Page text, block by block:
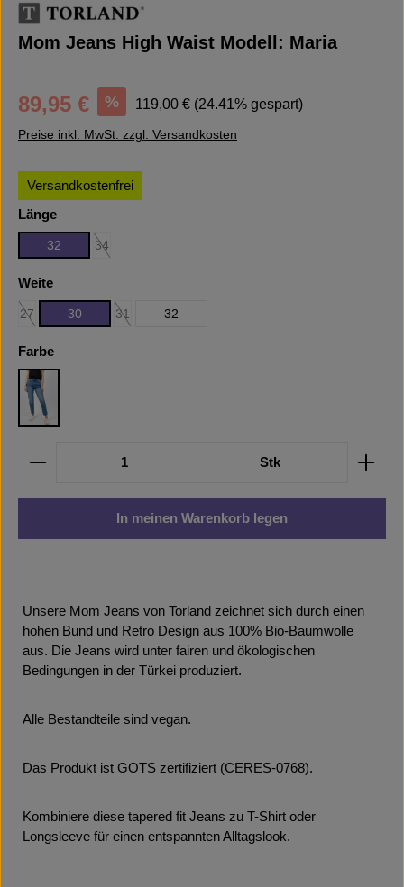
Mom Jeans High Waist Modell: Maria
Verkaufspreis:
89,95 € % Regulärer Preis:
119,00 € (24.41% gespart)
Preise inkl. MwSt. zzgl. Versandkosten
Versandkostenfrei
Längeauswählen
32 34
(Diese Option ist zurzeit nicht verfügbar.)
Weiteauswählen
27
(Diese Option ist zurzeit nicht verfügbar.)
30 31
(Diese Option ist zurzeit nicht verfügbar.)
32
Farbeauswählen
Light Indigo
Produkt Anzahl: Gib den gewünschten Wert ein
Stk
In meinen Warenkorb legen
Unsere Mom Jeans von Torland zeichnet sich durch einen
hohen Bund und Retro Design aus 100% Bio-Baumwolle
aus. Die Jeans wird unter fairen und ökologischen
Bedingungen in der Türkei produziert.
Alle Bestandteile sind vegan.
Das Produkt ist GOTS zertifiziert (CERES-0768).
Kombiniere diese tapered fit Jeans zu T-Shirt oder
Longsleeve für einen entspannten Alltagslook.